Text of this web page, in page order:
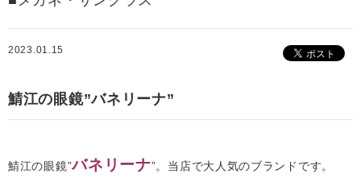
2023.01.15
鯖江の眼鏡”バネリーナ”
鯖江の眼鏡”バネリーナ”。当店で大人気のブランドです。